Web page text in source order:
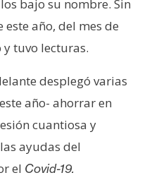
bajo su nombre. Sin
año, del mes de
tuvo lecturas.
desplegó varias
año- ahorrar en
cuantiosa y
ayudas del
el Covid-19.